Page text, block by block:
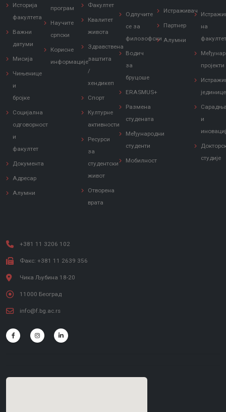
Историја
факултета
Важни
датуми
Мисија
Чињенице
и
бројке
Социјална
одговорност
и
факултет
Документа
Адресар
Алумни
програм
Научите
српски
Корисне
информације
Факултет
Квалитет
живота
Здравствена
заштита
/
хендикеп
Спорт
Културне
активности
Ресурси
за
студентски
живот
Отворена
врата
Одлучите
се за
филозофски
Водич
за
бруцоше
ERASMUS+
Размена
студената
Међународни
студенти
Мобилност
Истраживач
Партнер
Алумни
на
пројекти
јединице
и
студије
+381 11 3206 102
Факс: +381 11 2639 356
Чика Љубина 18-20
11000 Београд
info@f.bg.ac.rs